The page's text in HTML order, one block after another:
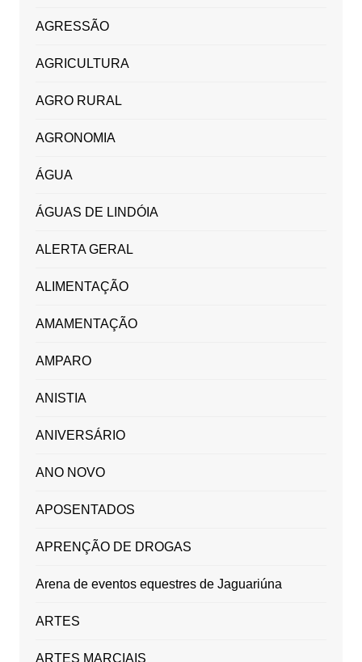
AGRESSÃO
AGRICULTURA
AGRO RURAL
AGRONOMIA
ÁGUA
ÁGUAS DE LINDÓIA
ALERTA GERAL
ALIMENTAÇÃO
AMAMENTAÇÃO
AMPARO
ANISTIA
ANIVERSÁRIO
ANO NOVO
APOSENTADOS
APRENÇÃO DE DROGAS
Arena de eventos equestres de Jaguariúna
ARTES
ARTES MARCIAIS